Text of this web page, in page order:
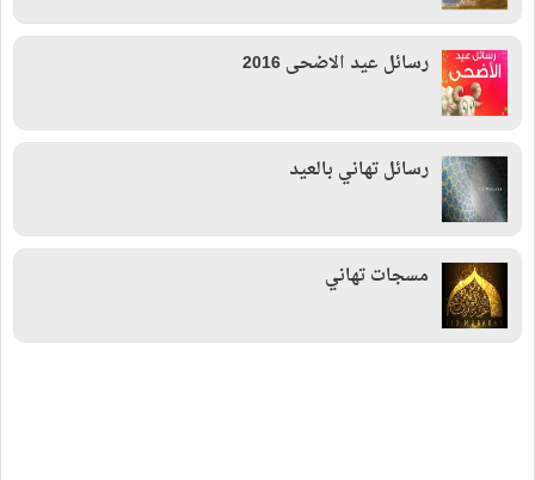
رسائل عيد الاضحى 2016
رسائل تهاني بالعيد
مسجات تهاني